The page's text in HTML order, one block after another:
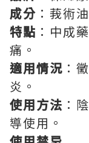
成分 ：莪術
特點 ：中成
痛。
適用情況 ：
炎。
使用方法 ：
導使用。